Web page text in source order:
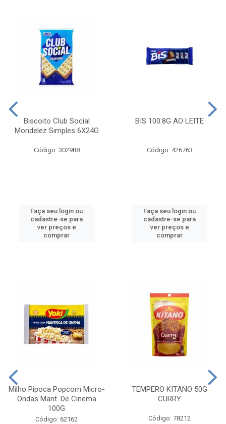
Biscoito Club Social
Mondelez Simples 6X24G
Código: 302988
Faça seu login ou
cadastre-se para
ver preços e
comprar
BIS 100.8G AO LEITE
Código: 426763
Faça seu login ou
cadastre-se para
ver preços e
comprar
Milho Pipoca Popcorn Micro-
Ondas Mant. De Cinema
100G
Código: 62162
TEMPERO KITANO 50G
CURRY
Código: 78212